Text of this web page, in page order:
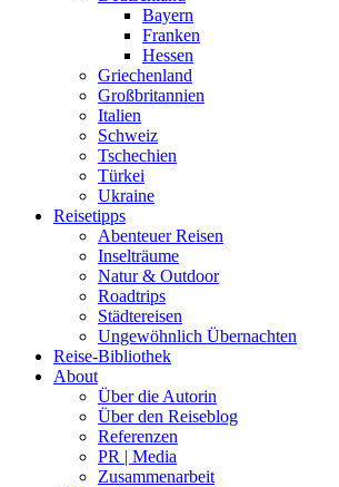
Bayern
Franken
Hessen
Griechenland
Großbritannien
Italien
Schweiz
Tschechien
Türkei
Ukraine
Reisetipps
Abenteuer Reisen
Inselträume
Natur & Outdoor
Roadtrips
Städtereisen
Ungewöhnlich Übernachten
Reise-Bibliothek
About
Über die Autorin
Über den Reiseblog
Referenzen
PR | Media
Zusammenarbeit